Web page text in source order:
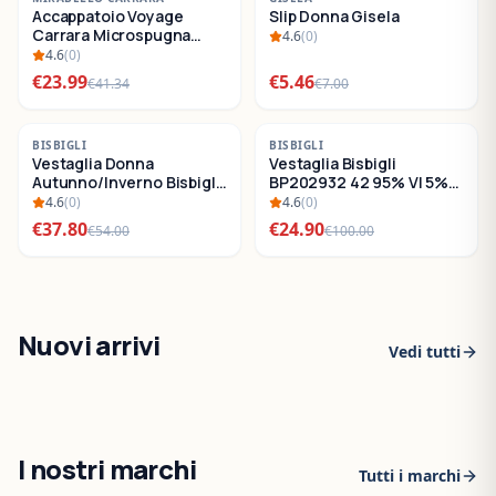
SALDI
Accappatoio Voyage
Carrara Microspugna
Cotone
4.6(0)
€23.99€41.34
SALDI
Slip Donna Gisela
4.6(0)
€5.46€7.00
-30 %
SALDI
BISBIGLI
Vestaglia Donna
Autunno/Inverno Bisbigli
BO288632
4.6(0)
€37.80€54.00
-75 %
SALDI
BISBIGLI
Vestaglia Bisbigli
BP202932 42 95% VI 5%
EA4.6(0)
€24.90€100.00
Nuovi arrivi Vedi tutti
I nostri marchi Tutti i marchi